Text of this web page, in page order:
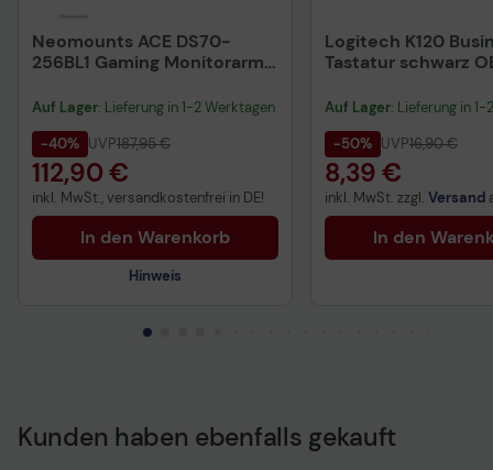
Neomounts ACE DS70-
256BL1 Gaming Monitorarm
24-57 Zoll
Auf Lager: Lieferung in 1-2 Werktagen
-40% UVP187,95 €
112,90 €
inkl. MwSt., versandkostenfrei in DE!
In den Warenkorb
Hinweis
Logitech K120
Tastatur schwarz
Auf Lager: Lieferung in
-50% UVP16,90 €
8,39 €
inkl. MwSt. zzgl. Versand
In den
Kunden haben ebenfalls gekauft